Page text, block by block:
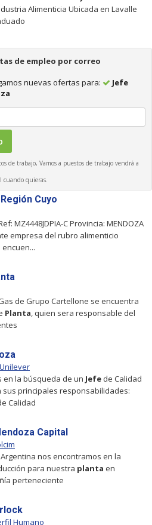
Alimenticia Ubicada en Lavalle
de empleo por correo
nuevas ofertas para:
Jefe
de trabajo, Vamos a puestos de trabajo vendrá a
cuando quieras.
Cuyo
MZ4448JDPIA-C Provincia: MENDOZA
empresa del rubro alimenticio
de Grupo Cartellone se encuentra
Planta , quien sera responsable del
Unilever
en la búsqueda de un Jefe de Calidad
sus principales responsabilidades:
Calidad
Capital
nos encontramos en la
para nuestra planta en
perteneciente
Humano